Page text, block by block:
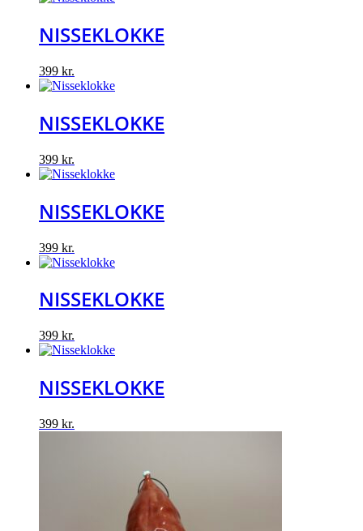
NISSEKLOKKE
399 kr.
NISSEKLOKKE
399 kr.
NISSEKLOKKE
399 kr.
NISSEKLOKKE
399 kr.
NISSEKLOKKE
399 kr.